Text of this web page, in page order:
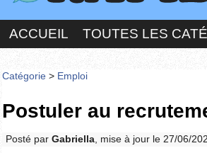
ACCUEIL TOUTES LES
Catégorie > Emploi
Postuler au
Posté par Gabriella , mise à jour le 27/06/